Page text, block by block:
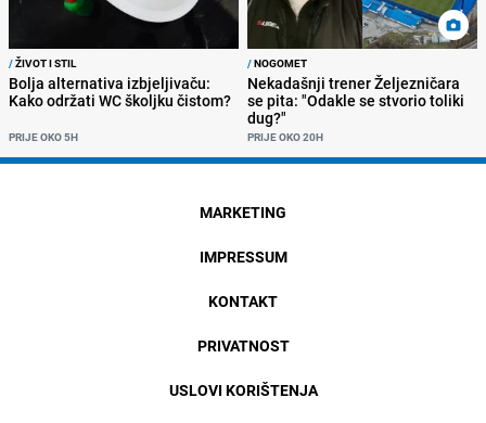
/ŽIVOT I STIL
Bolja alternativa izbjeljivaču:
Kako održati WC školjku čistom?
PRIJE OKO 5H
/NOGOMET
Nekadašnji trener Željezničara
se pita: "Odakle se stvorio toliki
dug?"
PRIJE OKO 20H
MARKETING
IMPRESSUM
KONTAKT
PRIVATNOST
USLOVI KORIŠTENJA